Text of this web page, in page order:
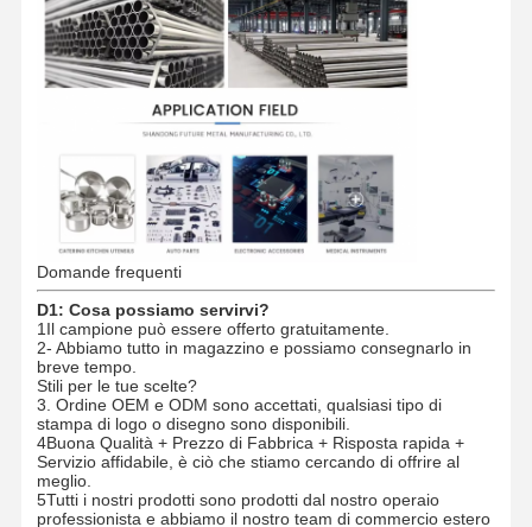
Domande frequenti
D1: Cosa possiamo servirvi?
1Il campione può essere offerto gratuitamente.
2- Abbiamo tutto in magazzino e possiamo consegnarlo in
breve tempo.
Stili per le tue scelte?
3. Ordine OEM e ODM sono accettati, qualsiasi tipo di
stampa di logo o disegno sono disponibili.
4Buona Qualità + Prezzo di Fabbrica + Risposta rapida +
Servizio affidabile, è ciò che stiamo cercando di offrire al
meglio.
5Tutti i nostri prodotti sono prodotti dal nostro operaio
professionista e abbiamo il nostro team di commercio estero